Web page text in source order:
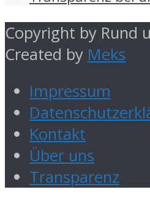
Copyright by Rund
Created by Meks
Impressum
Kontakt
Über uns
Transparenz